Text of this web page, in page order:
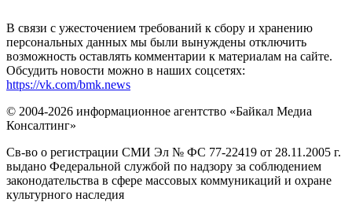
В связи с ужесточением требований к сбору и хранению
персональных данных мы были вынуждены отключить
возможность оставлять комментарии к материалам на сайте.
Обсудить новости можно в наших соцсетях:
https://vk.com/bmk.news
© 2004-2026 информационное агентство «Байкал Медиа
Консалтинг»
Св-во о регистрации СМИ Эл № ФС 77-22419 от 28.11.2005 г.
выдано Федеральной службой по надзору за соблюдением
законодательства в сфере массовых коммуникаций и охране
культурного наследия